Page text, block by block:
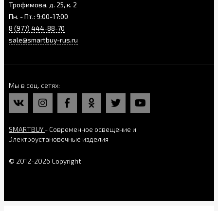
Трофимова, д. 25, к. 2
Пн. - Пт.: 9:00-17:00
8 (977) 444-88-70
sale@smartbuy-rus.ru
Мы в соц. сетях
SMARTBUY - Современное освещение и
Электроустановочные изделия
© 2012-2026 Copyright